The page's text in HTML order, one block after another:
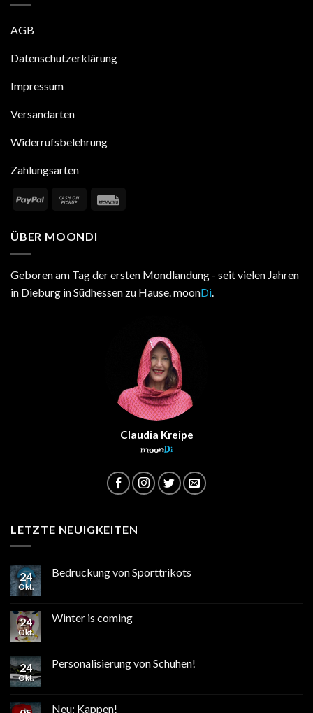
AGB
Datenschutzerklärung
Impressum
Versandarten
Widerrufsbelehrung
Zahlungsarten
ÜBER MOONDI
Geboren am Tag der ersten Mondlandung - seit vielen Jahren
in Dieburg in Südhessen zu Hause. moonDi
Claudia Kreipe
moonDi
LETZTE NEUIGKEITEN
24
Okt.
Bedruckung von Sporttrikots
24
Okt.
Winter is coming
24
Okt.
Personalisierung von Schuhen!
Neu: Kappen!